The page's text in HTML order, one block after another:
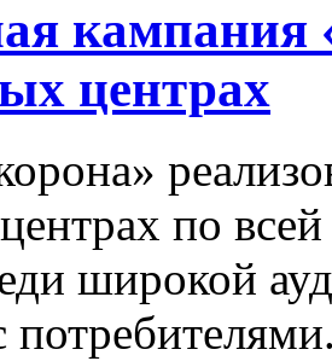
кампания
центрах
по
широкой